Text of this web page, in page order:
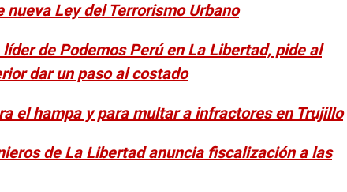
nueva Ley del Terrorismo Urbano
de Podemos Perú en La Libertad, pide al
dar un paso al costado
el hampa y para multar a infractores en Trujillo
de La Libertad anuncia fiscalización a las